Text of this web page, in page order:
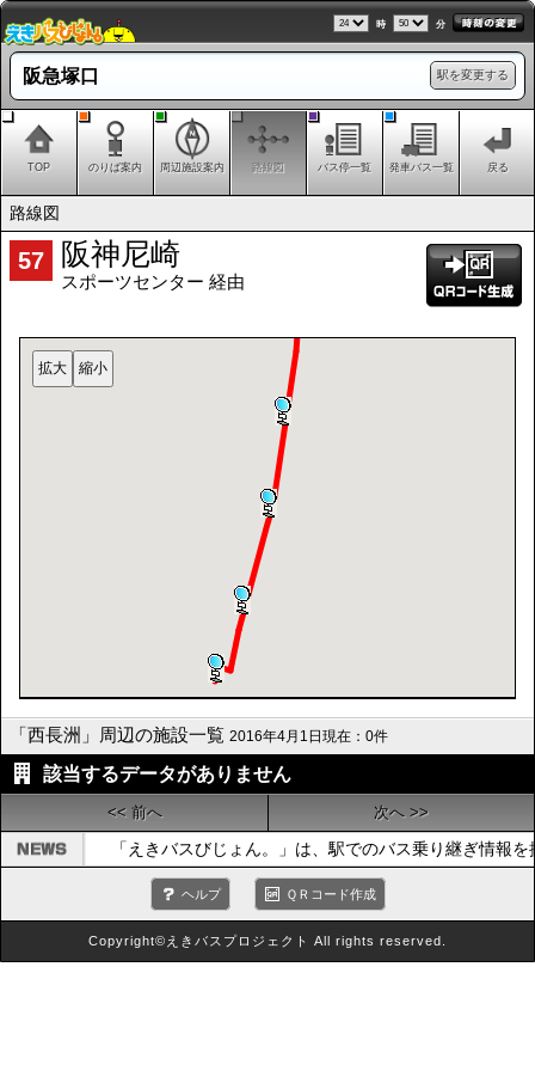
時 分
駅を変更する
阪急塚口
TOP のりば案内 周辺施設案内 路線図 バス停一覧 発車バス一覧 戻る
路線図
57 阪神尼崎
スポーツセンター 経由
「西長洲」周辺の施設一覧 2016年4月1日現在：0件
該当するデータがありません
<< 前へ 次へ >>
「えきバスびじょん。」は、駅でのバス乗り継ぎ情報
ヘルプ ＱＲコード作成
Copyright©えきバスプロジェクト All rights reserved.